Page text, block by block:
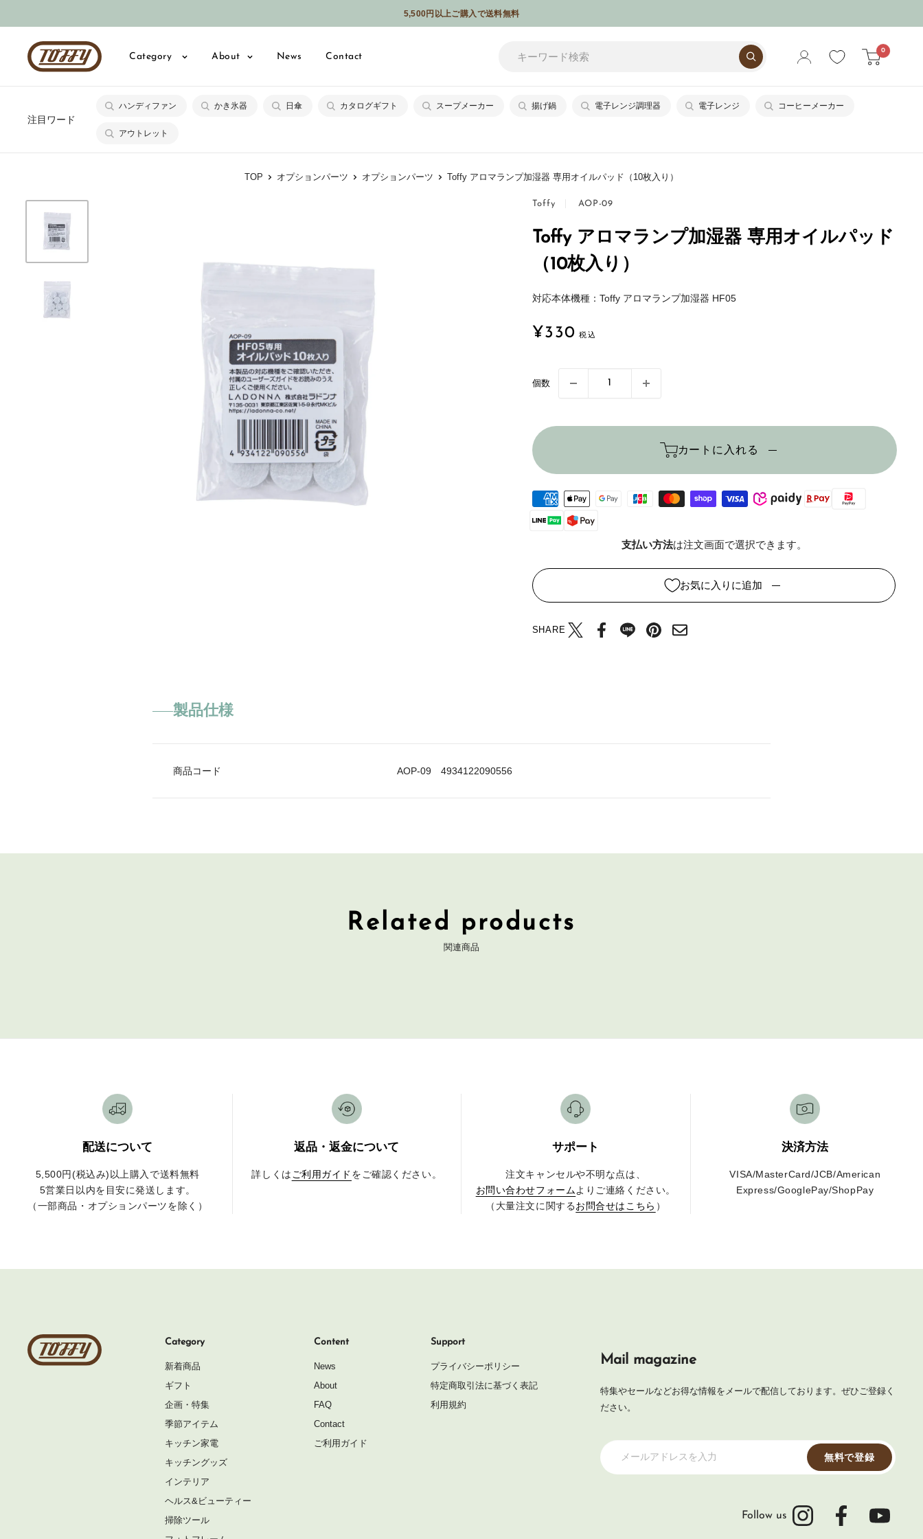
ン
5,500円以上ご購入で送料無料
Toffy
公
ン
シ
プ
Category About News Contact
0
注目ワード
ハンディファン かき氷器 日傘 カタログギフト スープメーカー 揚げ鍋 電子レンジ調理器 電子レンジ コーヒーメーカー
アウトレット
TOP オプションパーツ オプションパーツ Toffy アロマランプ加湿器 専用オイルパッド（10枚入り）
Toffy AOP-09
Toffy アロマランプ加湿器 専用オイルパッド
（10枚入り）
対応本体機種：Toffy アロマランプ加湿器 HF05
販
格
¥330
個数
カートに入れる
支払い方法は注文画面で選択できます。
お気に入りに追加
SHARE
製品仕様
商品コード AOP-09 4934122090556
Related products
関連商品
配送について
5,500円(税込み)以上購入で送料無料
5営業日以内を目安に発送します。
（一部商品・オプションパーツを除く）
返品・返金について
詳しくはご利用ガイド をご確認ください。
サポート
注文キャンセルや不明な点は、
お問い合わせフォームよりご連絡ください。
（大量注文に関するお問合せはこちら ）
決済方法
VISA/MasterCard/JCB/American
Express/GooglePay/ShopPay
Toffy
公
Category
新着商品
ギフト
企画・特集
季節アイテム
キッチン家電
キッチングッズ
インテリア
ヘルス&ビューティー
掃除ツール
Content
News
About
FAQ
Contact
ご利用ガイド
Support
プライバシーポリシー
特定商取引法に基づく表記
利用規約
Mail magazine
特集やセールなどお得な情報をメールで配信しております。ぜひご登録く
ださい。
メールアドレスを入力 無料で登録
Follow us